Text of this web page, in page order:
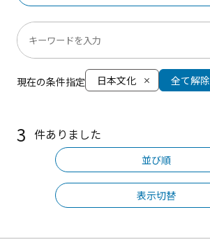
現在の条件指定 日本文化 全て解除
3 件ありました
並び順
表示切替